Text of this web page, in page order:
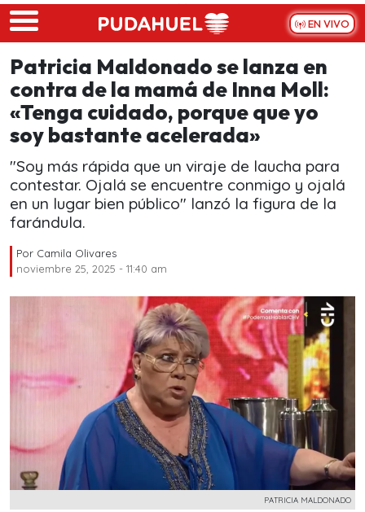
Skip to main content
EN VIVO
Patricia Maldonado se lanza en
contra de la mamá de Inna Moll:
«Tenga cuidado, porque que yo
soy bastante acelerada»
"Soy más rápida que un viraje de laucha para
contestar. Ojalá se encuentre conmigo y ojalá
en un lugar bien público" lanzó la figura de la
farándula.
Por Camila Olivares
noviembre 25, 2025 - 11:40 am
PATRICIA MALDONADO